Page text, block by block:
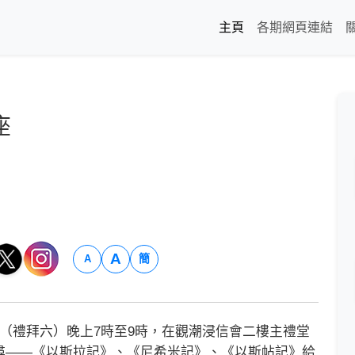
主頁 各期網頁連結
A A 簡
拜六）晚上7時至9時，在觀潮浸信會二樓主禮堂